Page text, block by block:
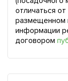
отличаться
размещенном
информации
договором